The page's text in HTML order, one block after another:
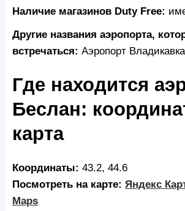
Наличие магазинов Duty Free:
Другие названия аэропорта,
встречаться: Аэропорт
Где находится
Беслан:
карта
Координаты: 43.2, 44.6
Посмотреть на карте: Яндекс
Maps